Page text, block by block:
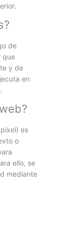
de
que
y de
en
es
o
ello, se
mediante